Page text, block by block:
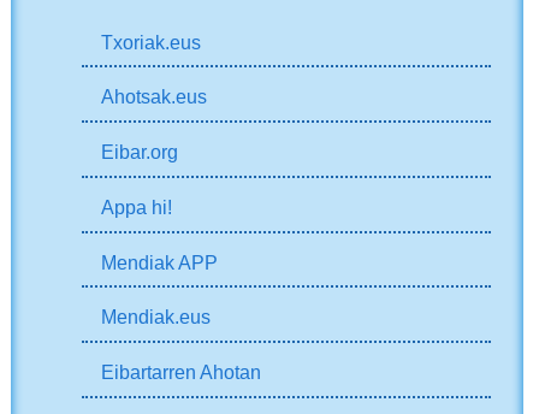
Txoriak.eus
Ahotsak.eus
Eibar.org
Appa hi!
Mendiak APP
Mendiak.eus
Eibartarren Ahotan